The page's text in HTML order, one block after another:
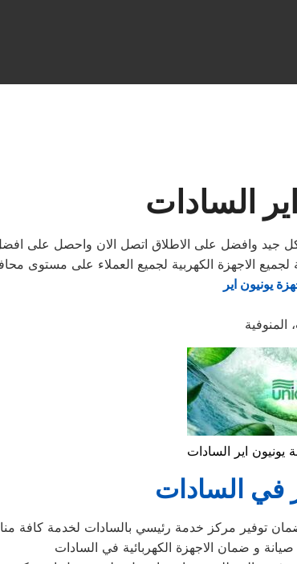
السادات
جيد وافضل على الاطلاق اتصل الان واحصل على
الاجهزة الكهربية لجميع العملاء على مستوى
يونيون اير
المنوفية
يونيون اير السادات
في السادات
توفير مركز خدمة رئيسي بالسادات لخدمة كافة
و ضمان الاجهزة الكهربائية في السادات